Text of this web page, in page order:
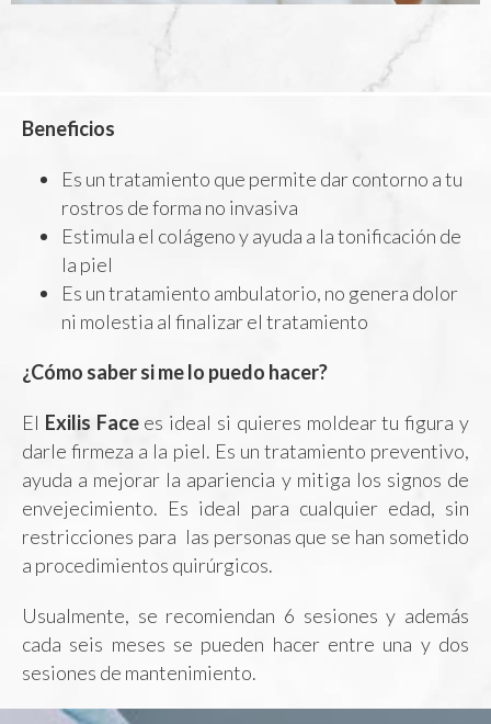
Beneficios
Es un tratamiento que permite dar contorno a tu
rostros de forma no invasiva
Estimula el colágeno y ayuda a la tonificación de
la piel
Es un tratamiento ambulatorio, no genera dolor
ni molestia al finalizar el tratamiento
¿Cómo saber si me lo puedo hacer?
El Exilis Facees ideal si quieres moldear tu figura y
darle firmeza a la piel. Es un tratamiento preventivo,
ayuda a mejorar la apariencia y mitiga los signos de
envejecimiento. Es ideal para cualquier edad, sin
restricciones para las personas que se han sometido
a procedimientos quirúrgicos.
Usualmente, se recomiendan 6 sesiones y además
cada seis meses se pueden hacer entre una y dos
sesiones de mantenimiento.